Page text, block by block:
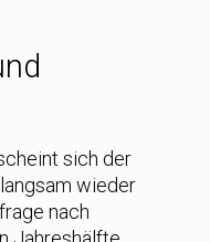
sich der
wieder
nach